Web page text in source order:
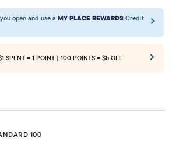
open and use a MY PLACE REWARDS Credit
SPENT = 1 POINT | 100 POINTS = $5 OFF
100